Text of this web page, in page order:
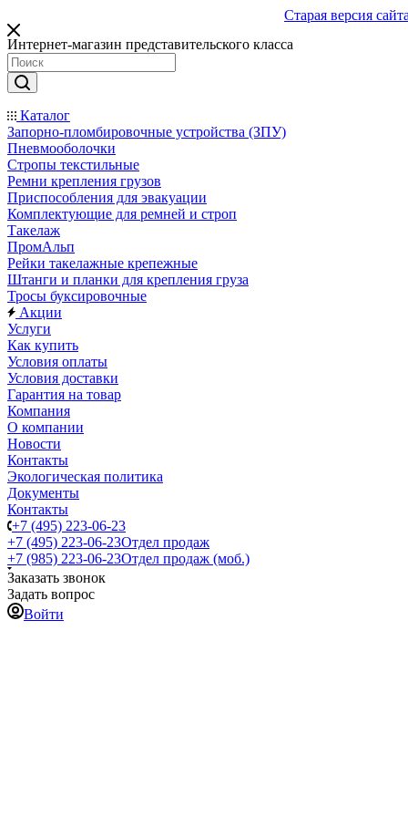
Старая версия
Интернет-магазин представительского класса
Каталог
Запорно-пломбировочные устройства (ЗПУ)
Пневмооболочки
Стропы текстильные
Ремни крепления грузов
Приспособления для эвакуации
Комплектующие для ремней и строп
Такелаж
ПромАльп
Рейки такелажные крепежные
Штанги и планки для крепления груза
Тросы буксировочные
Акции
Услуги
Как купить
Условия оплаты
Условия доставки
Гарантия на товар
Компания
О компании
Новости
Контакты
Экологическая политика
Документы
Контакты
+7 (495) 223-06-23
+7 (495) 223-06-23Отдел продаж
+7 (985) 223-06-23Отдел продаж (моб.)
Заказать звонок
Задать вопрос
Войти